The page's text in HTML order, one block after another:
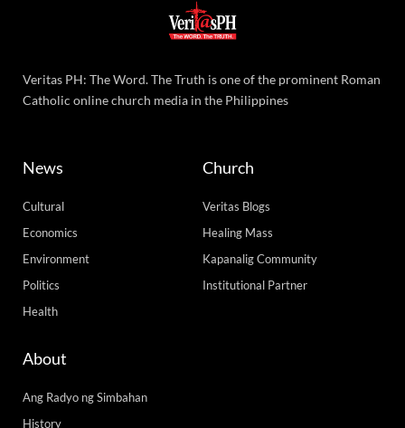
Veritas PH: The Word. The Truth is one of the prominent Roman
Catholic online church media in the Philippines
News
Cultural
Economics
Environment
Politics
Health
Church
Veritas Blogs
Healing Mass
Kapanalig Community
Institutional Partner
About
Ang Radyo ng Simbahan
History